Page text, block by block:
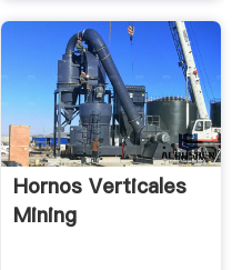
Hornos Verticales
Mining